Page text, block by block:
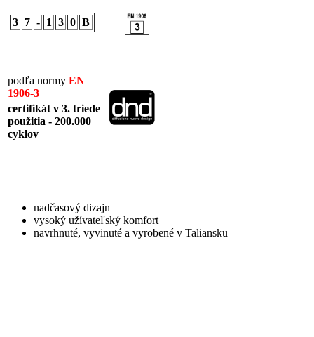
3 7 - 1 3 0 B
podľa normy EN
1906-3
certifikát v 3. triede
použitia - 200.000
cyklov
nadčasový dizajn
vysoký užívateľský komfort
navrhnuté, vyvinuté a vyrobené v Taliansku